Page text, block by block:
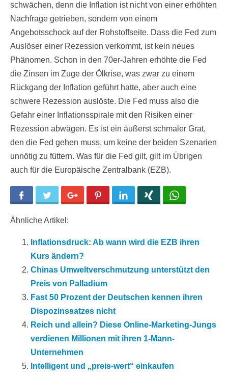
schwächen, denn die Inflation ist nicht von einer erhöhten
Nachfrage getrieben, sondern von einem
Angebotsschock auf der Rohstoffseite. Dass die Fed zum
Auslöser einer Rezession verkommt, ist kein neues
Phänomen. Schon in den 70er-Jahren erhöhte die Fed
die Zinsen im Zuge der Ölkrise, was zwar zu einem
Rückgang der Inflation geführt hatte, aber auch eine
schwere Rezession auslöste. Die Fed muss also die
Gefahr einer Inflationsspirale mit den Risiken einer
Rezession abwägen. Es ist ein äußerst schmaler Grat,
den die Fed gehen muss, um keine der beiden Szenarien
unnötig zu füttern. Was für die Fed gilt, gilt im Übrigen
auch für die Europäische Zentralbank (EZB).
Facebook Twitter Google+ Pinterest LinkedIn
Ähnliche Artikel:
Inflationsdruck: Ab wann wird die EZB ihren
Kurs ändern?
Chinas Umweltverschmutzung unterstützt den
Preis von Palladium
Fast 50 Prozent der Deutschen kennen ihren
Dispozinssatzes nicht
Reich und allein? Diese Online-Marketing-Jungs
verdienen Millionen mit ihren 1-Mann-
Unternehmen
Intelligent und „preis-wert“ einkaufen